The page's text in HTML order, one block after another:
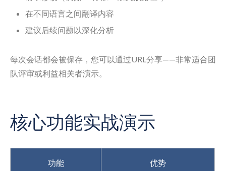
在不同语言之间翻译内容
建议后续问题以深化分析
每次会话都会被保存，您可以通过URL分享——非常适合团
队评审或利益相关者演示。
核心功能实战演示
功能 优势